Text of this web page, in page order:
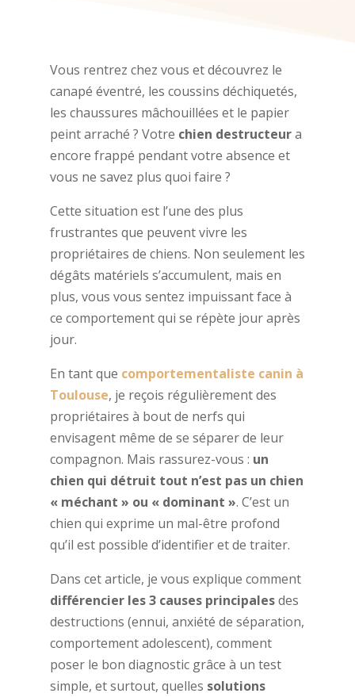
Vous rentrez chez vous et découvrez le
canapé éventré, les coussins déchiquetés,
les chaussures mâchouillées et le papier
peint arraché ? Votre chien destructeura
encore frappé pendant votre absence et
vous ne savez plus quoi faire ?
Cette situation est l’une des plus
frustrantes que peuvent vivre les
propriétaires de chiens. Non seulement les
dégâts matériels s’accumulent, mais en
plus, vous vous sentez impuissant face à
ce comportement qui se répète jour après
jour.
En tant que comportementaliste canin à
Toulouse, je reçois régulièrement des
propriétaires à bout de nerfs qui
envisagent même de se séparer de leur
compagnon. Mais rassurez-vous : un
chien qui détruit tout n’est pas un chien
« méchant » ou « dominant ». C’est un
chien qui exprime un mal-être profond
qu’il est possible d’identifier et de traiter.
Dans cet article, je vous explique comment
différencier les 3 causes principalesdes
destructions (ennui, anxiété de séparation,
comportement adolescent), comment
poser le bon diagnostic grâce à un test
simple, et surtout, quelles solutions